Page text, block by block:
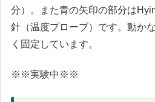
分）。また青の矢印の部分は
針（温度プローブ）です。動か
く固定しています。
※※実験中※※